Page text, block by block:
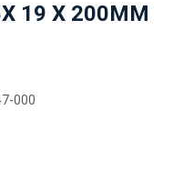
19 X 200MM
000